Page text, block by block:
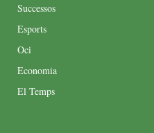
Successos
Esports
Oci
Economia
El Temps